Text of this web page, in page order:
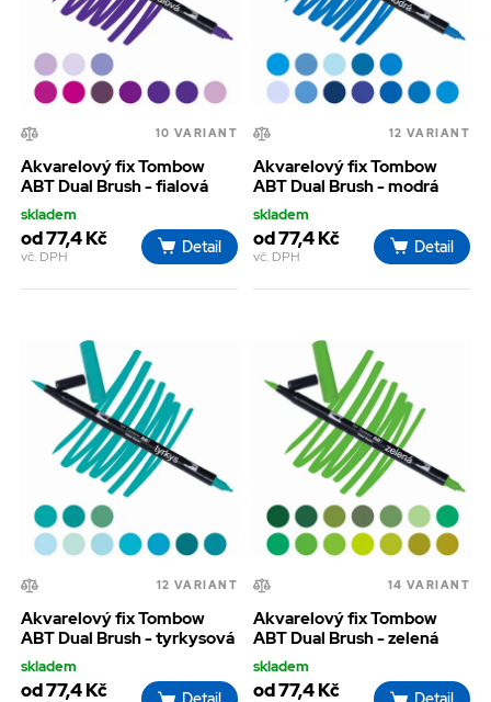
10 VARIANT
Akvarelový fix Tombow
ABT Dual Brush - fialová
skladem
od 77,4 Kč
vč. DPH
Detail
12 VARIANT
Akvarelový fix Tombow
ABT Dual Brush - modrá
skladem
od 77,4 Kč
vč. DPH
Detail
12 VARIANT
Akvarelový fix Tombow
ABT Dual Brush - tyrkysová
skladem
od 77,4 Kč
14 VARIANT
Akvarelový fix Tombow
ABT Dual Brush - zelená
skladem
od 77,4 Kč